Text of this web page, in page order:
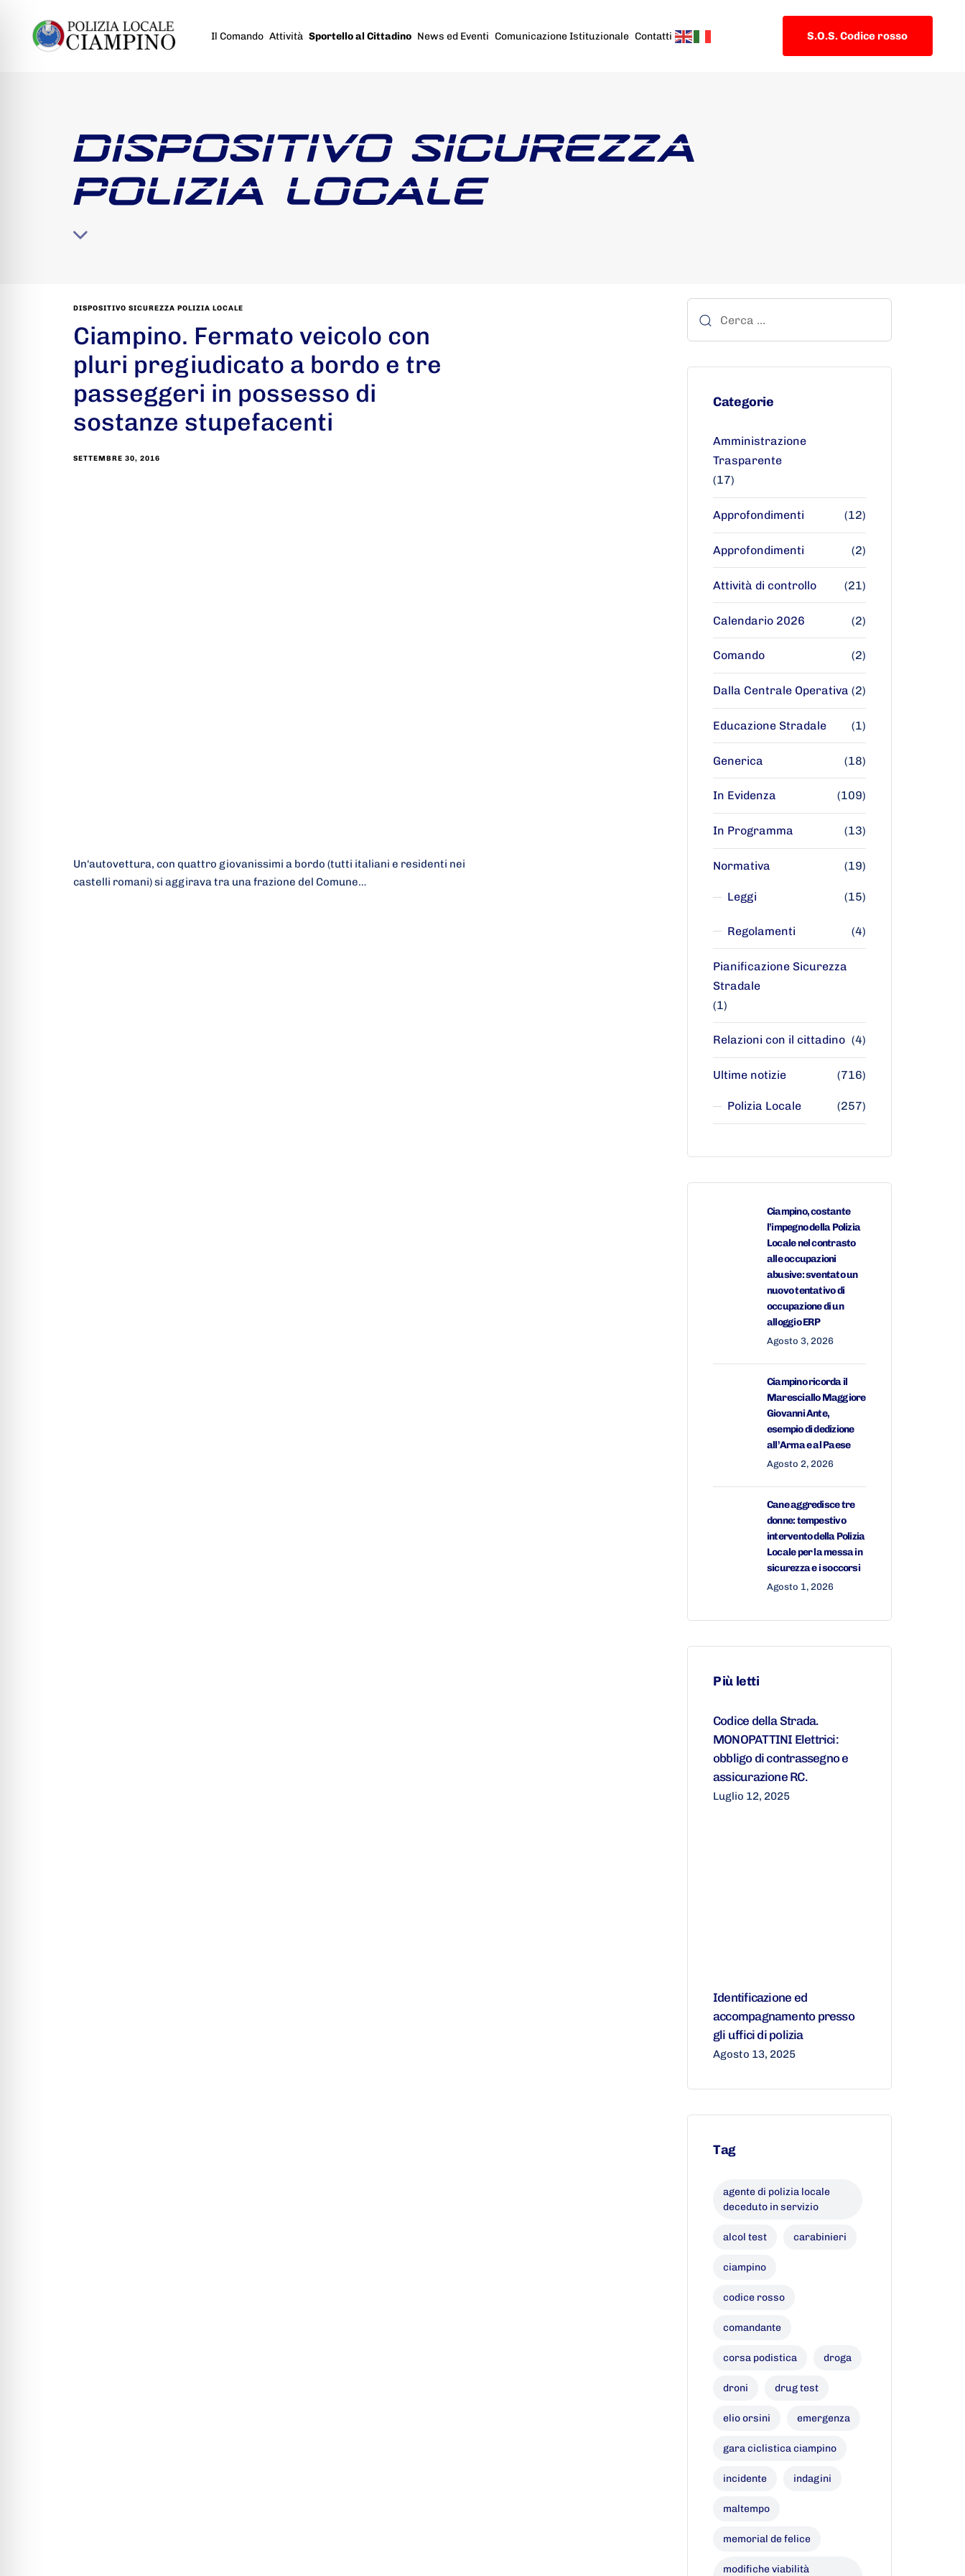
Il Comando Attività Sportello al Cittadino News ed Eventi Comunicazione Istituzionale Contatti S.O.S. Codice rosso
DISPOSITIVO SICUREZZA
POLIZIA LOCALE
DISPOSITIVO SICUREZZA POLIZIA LOCALE
Ciampino. Fermato veicolo con
pluri pregiudicato a bordo e tre
passeggeri in possesso di
sostanze stupefacenti
SETTEMBRE 30, 2016
Un'autovettura, con quattro giovanissimi a bordo (tutti italiani e residenti nei
castelli romani) si aggirava tra una frazione del Comune…
Categorie
Amministrazione
Trasparente
(17)
Approfondimenti (12)
Approfondimenti (2)
Attività di controllo (21)
Calendario 2026 (2)
Comando (2)
Dalla Centrale Operativa (2)
Educazione Stradale (1)
Generica (18)
In Evidenza (109)
In Programma (13)
Normativa (19)
Leggi (15)
Regolamenti (4)
Pianificazione Sicurezza
Stradale
(1)
Relazioni con il cittadino (4)
Ultime notizie (716)
Polizia Locale (257)
Ciampino, costante
l’impegno della Polizia
Locale nel contrasto
alle occupazioni
abusive: sventato un
nuovo tentativo di
occupazione di un
alloggio ERP
Agosto 3, 2026
Ciampino ricorda il
Maresciallo Maggiore
Giovanni Ante,
esempio di dedizione
all’Arma e al Paese
Agosto 2, 2026
Cane aggredisce tre
donne: tempestivo
intervento della Polizia
Locale per la messa in
sicurezza e i soccorsi
Agosto 1, 2026
Più letti
Codice della Strada.
MONOPATTINI Elettrici:
obbligo di contrassegno e
assicurazione RC.
Luglio 12, 2025
Identificazione ed
accompagnamento presso
gli uffici di polizia
Agosto 13, 2025
Tag
agente di polizia locale
deceduto in servizio
alcol test carabinieri
ciampino
codice rosso
comandante
corsa podistica droga
droni drug test
elio orsini emergenza
gara ciclistica ciampino
incidente indagini
maltempo
memorial de felice
modifiche viabilità